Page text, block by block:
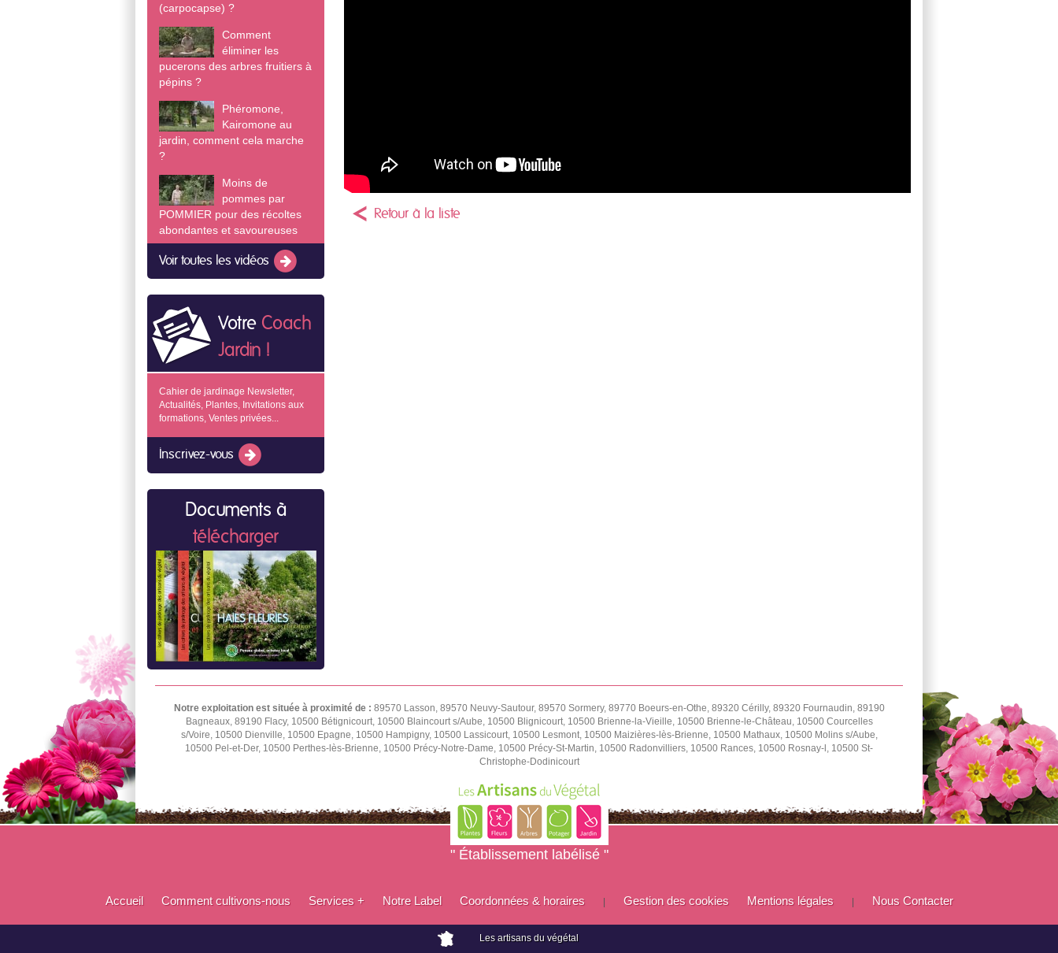
(carpocapse) ?
Comment
éliminer les
pucerons des arbres fruitiers à
pépins ?
Phéromone,
Kairomone au
jardin, comment cela marche
?
Moins de
pommes par
POMMIER pour des récoltes
abondantes et savoureuses
Voir toutes les vidéos
Votre Coach
Jardin !
Cahier de jardinage Newsletter,
Actualités, Plantes, Invitations aux
formations, Ventes privées...
Inscrivez-vous
Documents à
télécharger
Retour à la liste
Notre exploitation est située à proximité de : 89570 Lasson, 89570 Neuvy-Sautour, 89570 Sormery, 89770 Boeurs-en-Othe, 89320 Cérilly, 89320 Fournaudin, 89190
Bagneaux, 89190 Flacy, 10500 Bétignicourt, 10500 Blaincourt s/Aube, 10500 Blignicourt, 10500 Brienne-la-Vieille, 10500 Brienne-le-Château, 10500 Courcelles
s/Voire, 10500 Dienville, 10500 Epagne, 10500 Hampigny, 10500 Lassicourt, 10500 Lesmont, 10500 Maizières-lès-Brienne, 10500 Mathaux, 10500 Molins s/Aube,
10500 Pel-et-Der, 10500 Perthes-lès-Brienne, 10500 Précy-Notre-Dame, 10500 Précy-St-Martin, 10500 Radonvilliers, 10500 Rances, 10500 Rosnay-l, 10500 St-
Christophe-Dodinicourt
" Établissement labélisé "
Accueil Comment cultivons-nous Services + Notre Label Coordonnées & horaires Gestion des cookies Mentions légales Nous Contacter
Les artisans du végétal